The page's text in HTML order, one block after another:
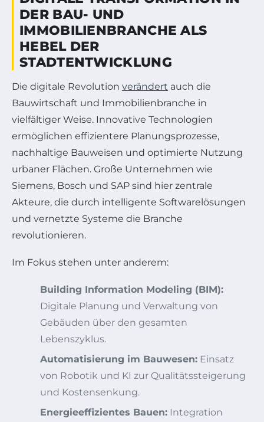
DER BAU- UND
IMMOBILIENBRANCHE ALS
HEBEL DER
STADTENTWICKLUNG
Die digitale Revolution verändert auch die
Bauwirtschaft und Immobilienbranche in
vielfältiger Weise. Innovative Technologien
ermöglichen effizientere Planungsprozesse,
nachhaltige Bauweisen und optimierte Nutzung
urbaner Flächen. Große Unternehmen wie
Siemens, Bosch und SAP sind hier zentrale
Akteure, die durch intelligente Softwarelösungen
und vernetzte Systeme die Branche
revolutionieren.
Im Fokus stehen unter anderem:
Building Information Modeling (BIM):
Digitale Planung und Verwaltung von
Gebäuden über den gesamten
Lebenszyklus.
Automatisierung im Bauwesen: Einsatz
von Robotik und KI zur Qualitätssteigerung
und Kostensenkung.
Energieeffizientes Bauen: Integration